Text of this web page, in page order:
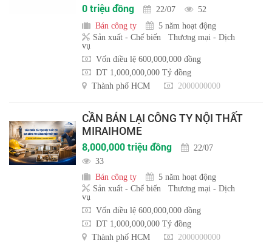
0 triệu đồng 22/07
52
Bán công ty
5 năm hoạt động
Sản xuất - Chế biến
Thương mại - Dịch
vụ
Vốn điều lệ 600,000,000 đồng
DT 1,000,000,000 Tỷ đồng
Thành phố HCM
2000000000
CẦN BÁN LẠI CÔNG TY NỘI THẤT
MIRAIHOME
8,000,000 triệu đồng
22/07
33
Bán công ty
5 năm hoạt động
Sản xuất - Chế biến
Thương mại - Dịch
vụ
Vốn điều lệ 600,000,000 đồng
DT 1,000,000,000 Tỷ đồng
Thành phố HCM
2000000000